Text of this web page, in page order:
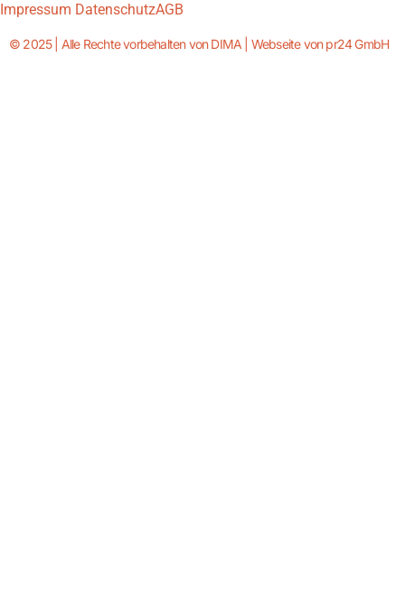
Impressum DatenschutzAGB
© 2025 | Alle Rechte vorbehalten von DIMA | Webseite von pr24 GmbH